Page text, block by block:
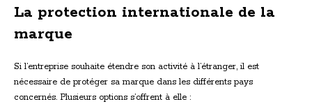
La protection internationale de la
marque
Si l’entreprise souhaite étendre son activité à l’étranger, il est
nécessaire de protéger sa marque dans les différents pays
concernés. Plusieurs options s’offrent à elle :